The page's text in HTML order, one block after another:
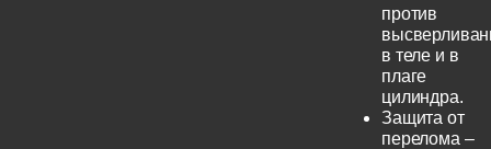
против
в теле и в
плаге
цилиндра.
Защита от
перелома –